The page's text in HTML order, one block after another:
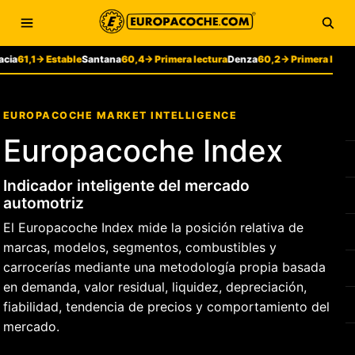
Saltar al contenido
Abrir menú
→ EstableSantana60,4→ Primera lecturaDenza60,2→ Primera lectura
EUROPACOCHE MARKET INTELLIGENCE
Europacoche Index
Indicador inteligente del mercado
automotriz
El Europacoche Index mide la posición relativa de
marcas, modelos, segmentos, combustibles y
carrocerías mediante una metodología propia basada
en demanda, valor residual, liquidez, depreciación,
fiabilidad, tendencia de precios y comportamiento del
mercado.